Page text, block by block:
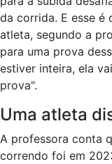
da corrida. E esse é
atleta, segundo a
para uma prova
estiver inteira, ela
prova".
Uma atleta
A professora conta
correndo foi em